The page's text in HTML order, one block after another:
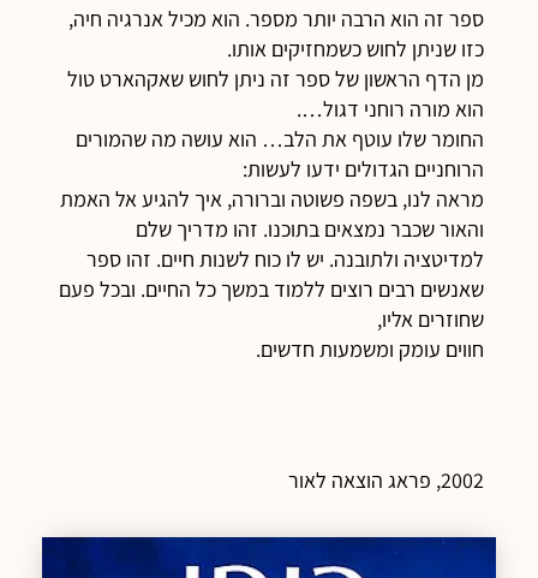
ספר זה הוא הרבה יותר מספר. הוא מכיל אנרגיה חיה,
כזו שניתן לחוש כשמחזיקים אותו.
מן הדף הראשון של ספר זה ניתן לחוש שאקהארט טול
הוא מורה רוחני דגול….
החומר שלו עוטף את הלב… הוא עושה מה שהמורים
הרוחניים הגדולים ידעו לעשות:
מראה לנו, בשפה פשוטה וברורה, איך להגיע אל האמת
והאור שכבר נמצאים בתוכנו. זהו מדריך שלם
למדיטציה ולתובנה. יש לו כוח לשנות חיים. זהו ספר
שאנשים רבים רוצים ללמוד במשך כל החיים. ובכל פעם
שחוזרים אליו,
חווים עומק ומשמעות חדשים.
2002, פראג הוצאה לאור